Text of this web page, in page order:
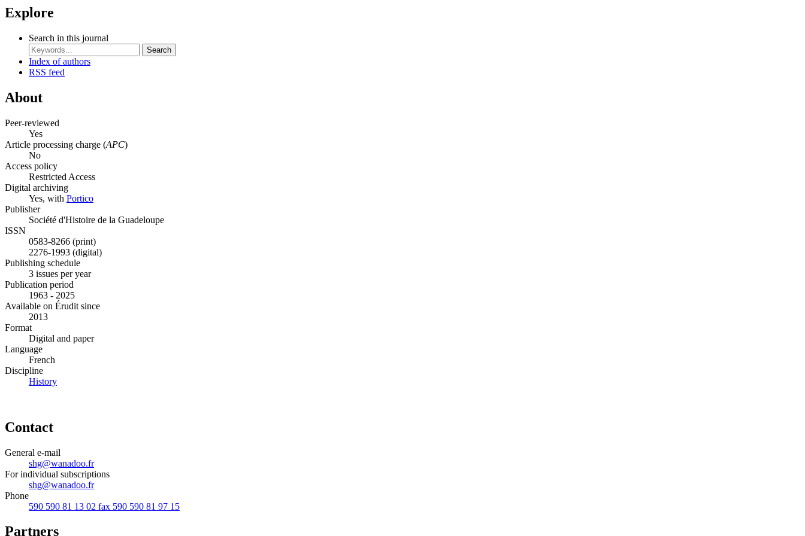
Explore
Search in this journal
Search
Index of authors
RSS feed
About
Peer-reviewed
Yes
Article processing charge (APC)
No
Access policy
Restricted Access
Digital archiving
Yes, with Portico
Publisher
Société d'Histoire de la Guadeloupe
ISSN
0583-8266 (print)
2276-1993 (digital)
Publishing schedule
3 issues per year
Publication period
1963 - 2025
Available on Érudit since
2013
Format
Digital and paper
Language
French
Discipline
History
Contact
General e-mail
shg@wanadoo.fr
For individual subscriptions
shg@wanadoo.fr
Phone
590 590 81 13 02 fax 590 590 81 97 15
Partners